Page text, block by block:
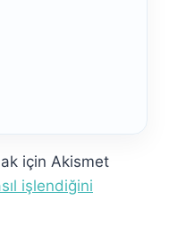
için Akismet
işlendiğini